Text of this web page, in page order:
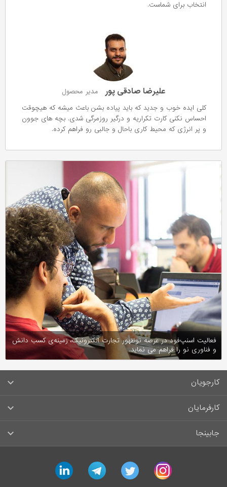
انتخاب برای شماست.
علیرضا صادقی پور
مدیر محصول
کلی ایده خوب و جدید که باید پیاده بشن باعث میشه که هیچوقت
احساس نکنی کارت تکراریه و درگیر روزمرگی شدی. بچه های جوون
و پر انرژی که محیط کاری باحال و جالبی رو فراهم کرده.
فعالیت اسنپ‌فود در عرصه نوظهور تجارت الکترونیک، زمینه‌ی کسب دانش
و فناوری نو را فراهم می نماید.
کارجویان
سوالات متداول کارجویان
لیست مشاغل
آگهی‌های استخدام
کارفرمایان
راهنمای ثبت آگهی استخدام
قوانین و مقررات کارفرمایان
جابینجا
جابینجا در رسانه‌ها
instagram
twitter
telegram
linkedin